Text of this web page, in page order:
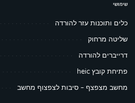
שימושי
כלים ותוכנות עזר להורדה
שליטה מרחוק
דרייברים להורדה
פתיחת קובץ heic
מחשב מצפצף – סיבות לצפצוף מחשב